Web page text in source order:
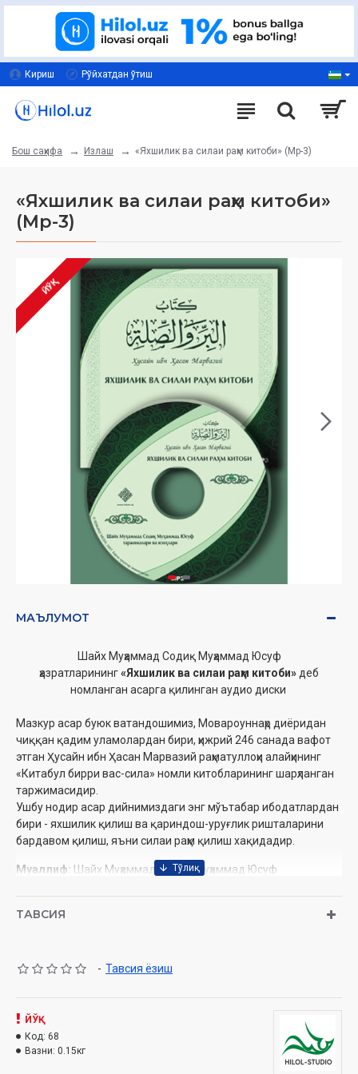
Кириш Рўйхатдан ўтиш
Бош саҳифа Излаш «Яхшилик ва силаи раҳм китоби» (Мp-3)
«Яхшилик ва силаи раҳм китоби»
(Мp-3)
ЙЎҚ
МАЪЛУМОТ
Шайх Муҳаммад Содиқ Муҳаммад Юсуф
ҳазратларининг«Яхшилик ва силаи раҳм китоби»деб
номланган асарга қилинган аудио диски
Мазкур асар буюк ватандошимиз, Мовароуннаҳр диёридан
чиққан қадим уламолардан бири, ҳижрий 246 санада вафот
этган Ҳусайн ибн Ҳасан Марвазий раҳматуллоҳи алайҳининг
«Китабул бирри вас-сила» номли китобларининг шарҳланган
таржимасидир.
Ушбу нодир асар дийнимиздаги энг мўътабар ибодатлардан
бири - яхшилик қилиш ва қариндош-уруғлик ришталарини
бардавом қилиш, яъни силаи раҳм қилиш хақидадир.
Муаллиф: Шайх Муҳаммад Содиқ Муҳаммад Юсуф
Сана:2006
Ўзбекистон Республикаси Вазирлар Маҳкамаси ҳузуридаги
Ушбу аудиокитобда қуйидаги маълумотлар билан
танишасиз:
1. Муқаддима.
ТАВСИЯ
- Тавсия ёзиш
ЙЎҚ
Код: 68
Вазни: 0.15кг